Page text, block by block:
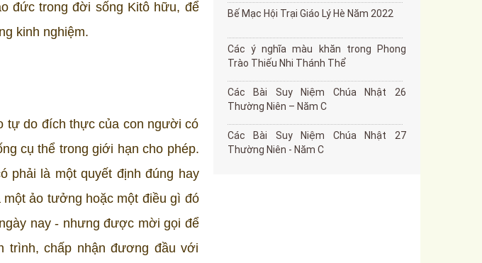
đức trong đời sống Kitô hữu, để
kinh nghiệm.
tự do đích thực của con người có
cụ thể trong giới hạn cho phép.
phải là một quyết định đúng hay
ảo tưởng hoặc một điều gì đó
nay - nhưng được mời gọi để
trình, chấp nhận đương đầu với
Bế Mạc Hội Trại Giáo Lý Hè Năm 2022
Các ý nghĩa màu khăn trong Phong
Trào Thiếu Nhi Thánh Thể
Các Bài Suy Niệm Chúa Nhật 26
Thường Niên – Năm C
Các Bài Suy Niệm Chúa Nhật 27
Thường Niên - Năm C